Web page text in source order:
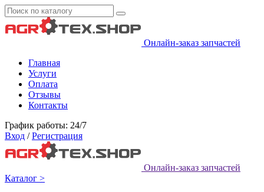
Онлайн-заказ запчастей
Главная
Услуги
Оплата
Отзывы
Контакты
График работы: 24/7
Вход / Регистрация
Онлайн-заказ запчастей
Каталог >